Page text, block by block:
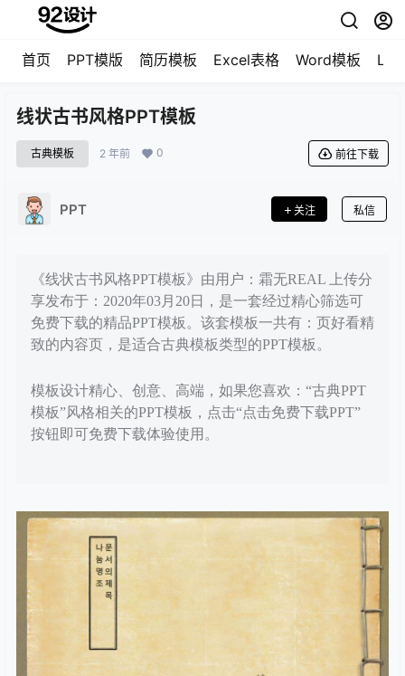
首页 PPT模版 简历模板 Excel表格 Word模板
线状古书风格PPT模板
古典模板 2 年前 0 前往下载
PPT 关注 私信
《线状古书风格PPT模板》由用户：霜无REAL 上传分
享发布于：2020年03月20日，是一套经过精心筛选可
免费下载的精品PPT模板。该套模板一共有：页好看精
致的内容页，是适合古典模板类型的PPT模板。
模板设计精心、创意、高端，如果您喜欢：“古典PPT
模板”风格相关的PPT模板，点击“点击免费下载PPT”
按钮即可免费下载体验使用。